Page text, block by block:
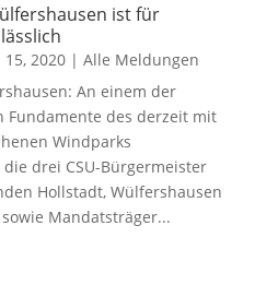
ist für
15, 2020| Alle Meldungen
An einem der
Fundamente des derzeit mit
Windparks
drei CSU-Bürgermeister
Hollstadt, Wülfershausen
Mandatsträger...